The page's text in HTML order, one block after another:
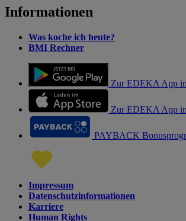
Informationen
Was koche ich heute?
BMI Rechner
Zur EDEKA App
Zur EDEKA App
PAYBACK
Impressum
Datenschutzinformationen
Karriere
Human Rights